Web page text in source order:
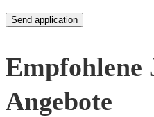
Empfohlene
Angebote